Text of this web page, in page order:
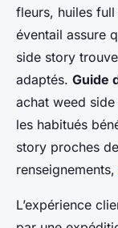
fleurs, huiles
éventail assure
side story
adaptés. Guide
achat weed
les habitués
story proches
renseignements,
L’expérience